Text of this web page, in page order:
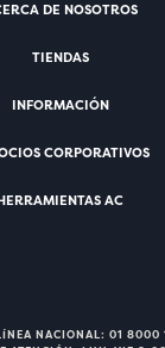
DE NOSOTROS
TIENDAS
INFORMACIÓN
CORPORATIVOS
AC
NACIONAL: 01 8000